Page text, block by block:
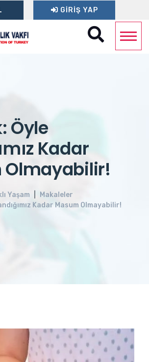
GIRIŞ YAP
Öyle
Kadar
Olmayabilir!
Yaşam
Makaleler
Kadar Masum Olmayabilir!